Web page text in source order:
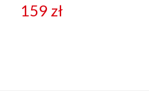
159 zł